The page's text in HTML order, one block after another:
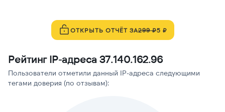
ОТКРЫТЬ ОТЧЁТ ЗА299 ₽5 ₽
Рейтинг IP-адреса 37.140.162.96
Пользователи отметили данный IP-адреса следующими
тегами доверия (по отзывам):